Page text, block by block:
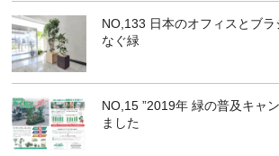
NO,133 日本のオフィスとブ
なぐ緑
NO,15 ”2019年 緑の普及キャ
ました